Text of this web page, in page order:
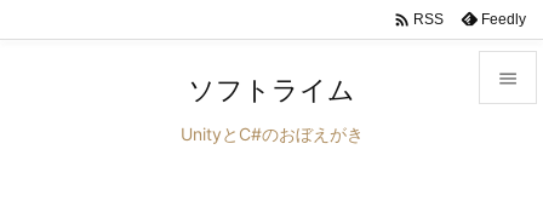

 RSS Feedly
ソフトライム
UnityとC#のおぼえがき